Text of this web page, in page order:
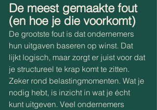
De meest gemaakte fout
(en hoe je die voorkomt)
De grootste fout is dat ondernemers
hun uitgaven baseren op winst. Dat
lijkt logisch, maar zorgt er juist voor dat
je structureel te krap komt te zitten.
Zeker rond belastingmomenten. Wat je
nodig hebt, is inzicht in wat je écht
kunt uitgeven. Veel ondernemers